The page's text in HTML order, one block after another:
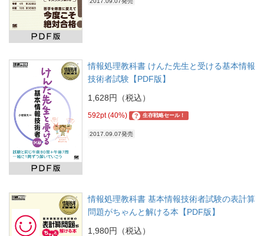
情報処理教科書 けんた先生と受ける基本情報
技術者試験【PDF版】
1,628円（税込）
592pt (40%) ? 生存戦略セール！
2017.09.07発売
情報処理教科書 基本情報技術者試験の表計算
問題がちゃんと解ける本【PDF版】
1,980円（税込）